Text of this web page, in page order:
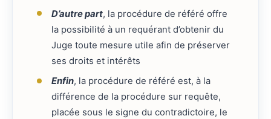
D’autre part, la procédure de référé offre
la possibilité à un requérant d’obtenir du
Juge toute mesure utile afin de préserver
ses droits et intérêts
Enfin, la procédure de référé est, à la
différence de la procédure sur requête,
placée sous le signe du contradictoire, le